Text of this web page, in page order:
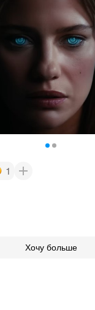
1
Хочу больше